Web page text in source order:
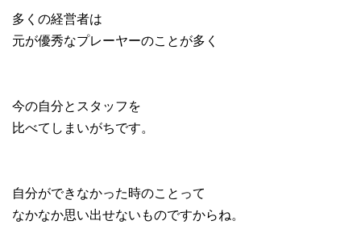
多くの経営者は
元が優秀なプレーヤーのことが多く
今の自分とスタッフを
比べてしまいがちです。
自分ができなかった時のことって
なかなか思い出せないものですからね。